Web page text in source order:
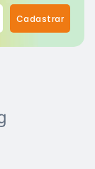
Cadastrar